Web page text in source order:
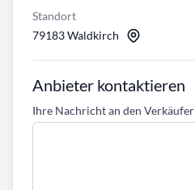
Standort
79183 Waldkirch
Anbieter kontaktieren
Ihre Nachricht an den Verkäufer